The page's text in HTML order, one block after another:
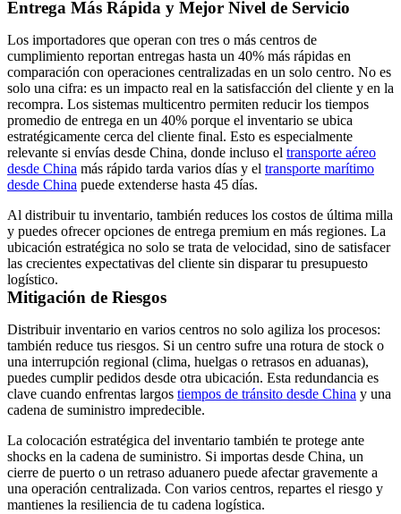
Entrega Más Rápida y Mejor Nivel de Servicio
Los importadores que operan con tres o más centros de
cumplimiento reportan entregas hasta un 40% más rápidas en
comparación con operaciones centralizadas en un solo centro. No es
solo una cifra: es un impacto real en la satisfacción del cliente y en la
recompra. Los sistemas multicentro permiten reducir los tiempos
promedio de entrega en un 40% porque el inventario se ubica
estratégicamente cerca del cliente final. Esto es especialmente
relevante si envías desde China, donde incluso el transporte aéreo
desde China más rápido tarda varios días y el transporte marítimo
desde China puede extenderse hasta 45 días.
Al distribuir tu inventario, también reduces los costos de última milla
y puedes ofrecer opciones de entrega premium en más regiones. La
ubicación estratégica no solo se trata de velocidad, sino de satisfacer
las crecientes expectativas del cliente sin disparar tu presupuesto
logístico.
Mitigación de Riesgos
Distribuir inventario en varios centros no solo agiliza los procesos:
también reduce tus riesgos. Si un centro sufre una rotura de stock o
una interrupción regional (clima, huelgas o retrasos en aduanas),
puedes cumplir pedidos desde otra ubicación. Esta redundancia es
clave cuando enfrentas largos tiempos de tránsito desde China y una
cadena de suministro impredecible.
La colocación estratégica del inventario también te protege ante
shocks en la cadena de suministro. Si importas desde China, un
cierre de puerto o un retraso aduanero puede afectar gravemente a
una operación centralizada. Con varios centros, repartes el riesgo y
mantienes la resiliencia de tu cadena logística.